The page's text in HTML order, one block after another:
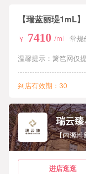
【瑞蓝丽瑅1mL】
￥ 7410 /ml 常规
温馨提示：篱笆网仅
到店有效期：30
瑞云
进店逛逛